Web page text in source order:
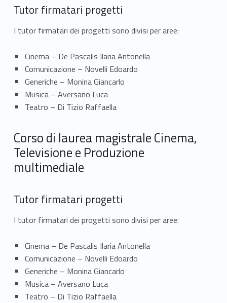
c
i
n
i
Tutor firmatari progetti
I tutor firmatari dei progetti sono divisi per aree:
Cinema – De Pascalis Ilaria Antonella
Comunicazione – Novelli Edoardo
Generiche – Monina Giancarlo
Musica – Aversano Luca
Teatro – Di Tizio Raffaella
Corso di laurea magistrale Cinema,
Televisione e Produzione
multimediale
Tutor firmatari progetti
I tutor firmatari dei progetti sono divisi per aree:
Cinema – De Pascalis Ilaria Antonella
Comunicazione – Novelli Edoardo
Generiche – Monina Giancarlo
Musica – Aversano Luca
Teatro – Di Tizio Raffaella